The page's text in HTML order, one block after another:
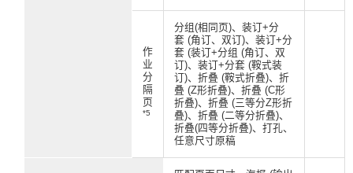
作
业
分
隔
页
*5
分组(相同页)、装订+分
套 (角订、双订)、装订+分
套 (装订+分组 (角订、双
订)、装订+分套 (鞍式装
订)、折叠 (鞍式折叠)、折
叠 (Z形折叠)、折叠 (C形
折叠)、折叠 (三等分Z形折
叠)、折叠 (二等分折叠)、
折叠(四等分折叠)、打孔、
任意尺寸原稿